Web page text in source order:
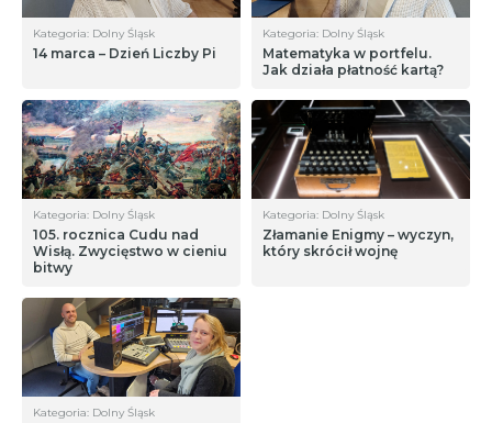
Kategoria: Dolny Śląsk
14 marca – Dzień Liczby Pi
Kategoria: Dolny Śląsk
Matematyka w portfelu.
Jak działa płatność kartą?
Kategoria: Dolny Śląsk
105. rocznica Cudu nad
Wisłą. Zwycięstwo w cieniu
bitwy
Kategoria: Dolny Śląsk
Złamanie Enigmy – wyczyn,
który skrócił wojnę
Kategoria: Dolny Śląsk